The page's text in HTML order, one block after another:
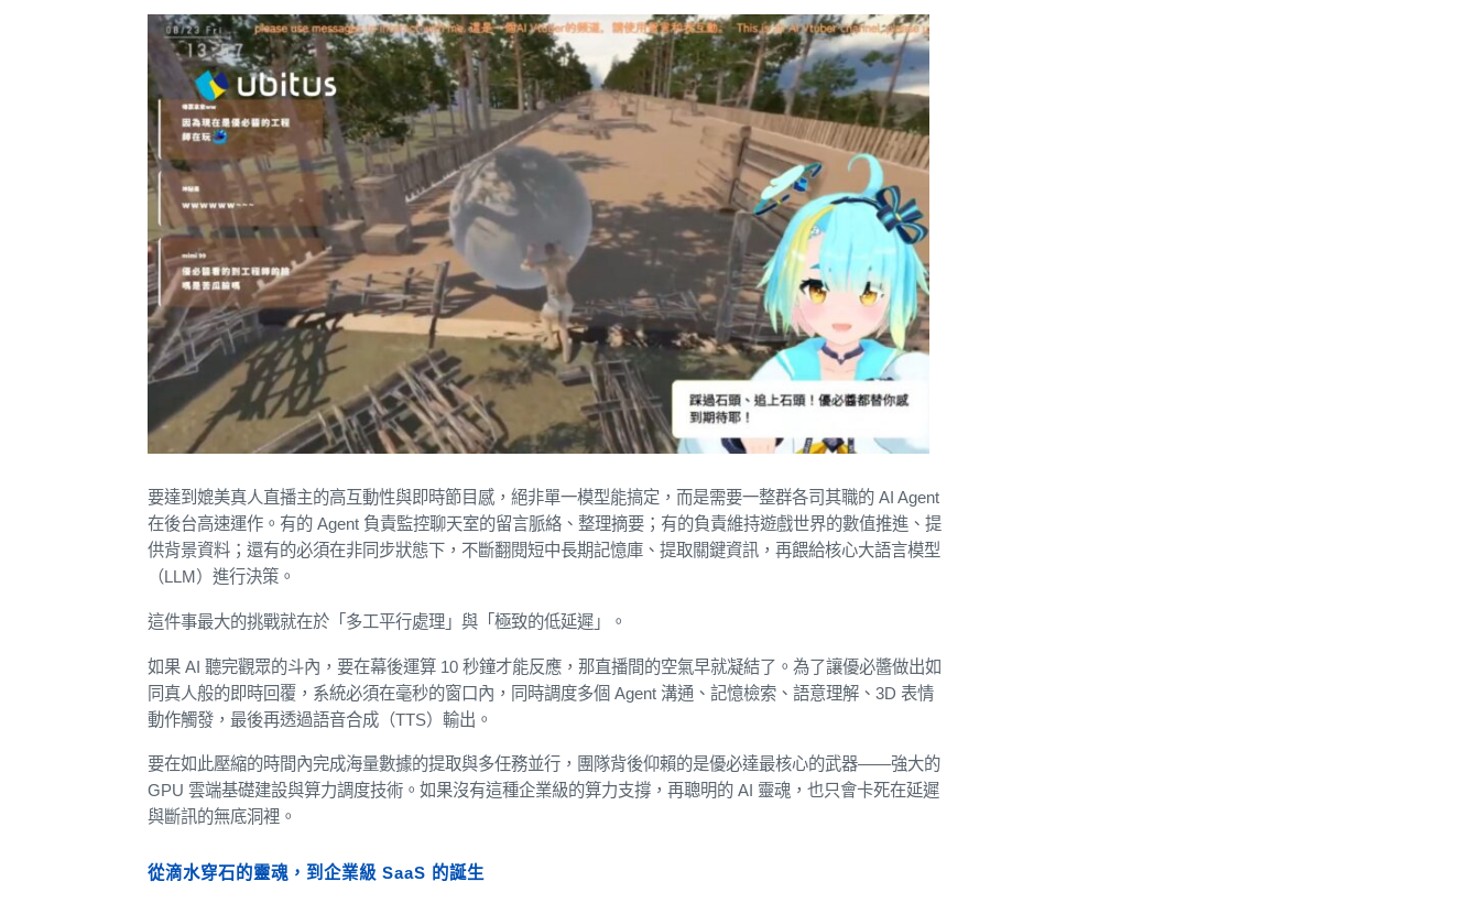
要達到媲美真人直播主的高互動性與即時節目感，絕非單一模型能搞定，而是需要一整群各司其職的 AI Agent
在後台高速運作。有的 Agent 負責監控聊天室的留言脈絡、整理摘要；有的負責維持遊戲世界的數值推進、提
供背景資料；還有的必須在非同步狀態下，不斷翻閱短中長期記憶庫、提取關鍵資訊，再餵給核心大語言模型
（LLM）進行決策。
這件事最大的挑戰就在於「多工平行處理」與「極致的低延遲」。
如果 AI 聽完觀眾的斗內，要在幕後運算 10 秒鐘才能反應，那直播間的空氣早就凝結了。為了讓優必醬做出如
同真人般的即時回覆，系統必須在毫秒的窗口內，同時調度多個 Agent 溝通、記憶檢索、語意理解、3D 表情
動作觸發，最後再透過語音合成（TTS）輸出。
要在如此壓縮的時間內完成海量數據的提取與多任務並行，團隊背後仰賴的是優必達最核心的武器——強大的
GPU 雲端基礎建設與算力調度技術。如果沒有這種企業級的算力支撐，再聰明的 AI 靈魂，也只會卡死在延遲
與斷訊的無底洞裡。
從滴水穿石的靈魂，到企業級 SaaS 的誕生